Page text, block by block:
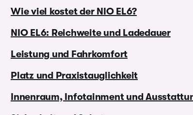
Wie viel kostet der NIO EL6?
NIO EL6: Reichweite und Ladedauer
Leistung und Fahrkomfort
Platz und Praxistauglichkeit
Innenraum, Infotainment und